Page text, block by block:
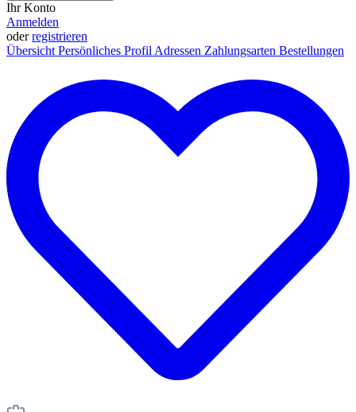
Ihr Konto
Anmelden
oderregistrieren
Übersicht Persönliches Profil Adressen Zahlungsarten Bestellungen